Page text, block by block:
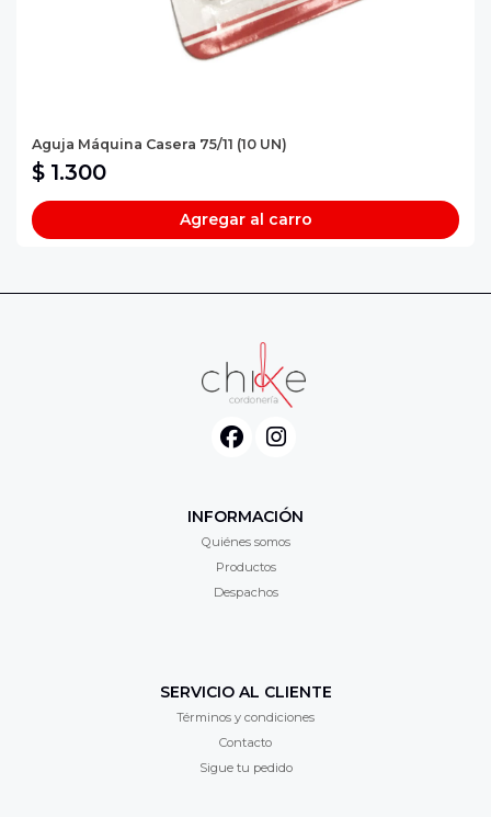
Aguja Máquina Casera 75/11 (10 UN)
$ 1.300
Agregar al carro
INFORMACIÓN
Quiénes somos
Productos
Despachos
SERVICIO AL CLIENTE
Términos y condiciones
Contacto
Sigue tu pedido